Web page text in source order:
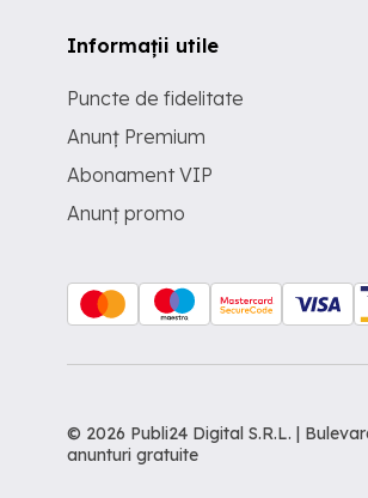
Informații utile
Puncte de fidelitate
Anunț Premium
Abonament VIP
Anunț promo
© 2026 Publi24 Digital S.R.L. |
anunturi gratuite